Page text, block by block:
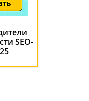
SEO-